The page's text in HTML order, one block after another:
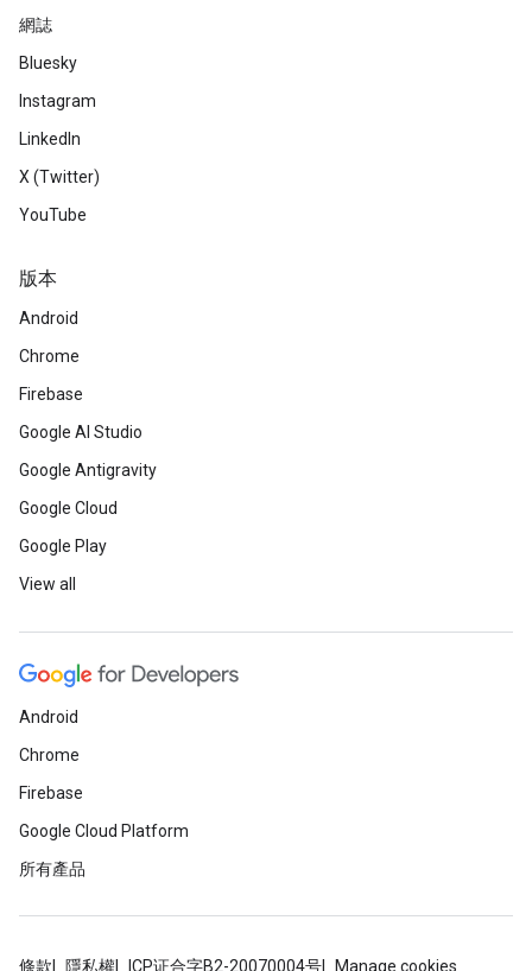
網誌
Bluesky
Instagram
LinkedIn
X (Twitter)
YouTube
版本
Android
Chrome
Firebase
Google AI Studio
Google Antigravity
Google Cloud
Google Play
View all
Android
Chrome
Firebase
Google Cloud Platform
所有產品
條款 隱私權 ICP证合字B2-20070004号 Manage cookies